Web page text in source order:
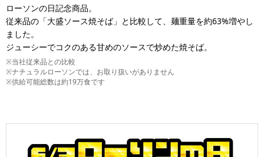
ローソンの日記念商品。
従来品の「大盛ソース焼そば」と比較して、麺重量を約63%増やし
ました。
ジューシーでコクのある甘めのソースで炒めた焼そば。
※当社従来品との比較
※ナチュラルローソンでは、お取り扱いがありません
※供給可能総数は約19万食です